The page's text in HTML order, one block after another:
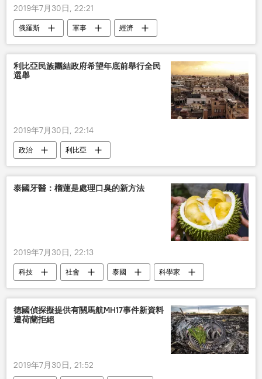
2019年7月30日, 22:21
俄羅斯 軍事
經濟
塞爾維亞
利比亞民族團結政府希望年底前舉行全民
選舉
2019年7月30日, 22:14
政治 利比亞
泰國牙醫：榴蓮是處理口臭的新方法
2019年7月30日, 22:13
科技 社會 泰國 科學家
德國偵探擬提供有關馬航MH17事件新資料
遭荷蘭拒絕
2019年7月30日, 21:52